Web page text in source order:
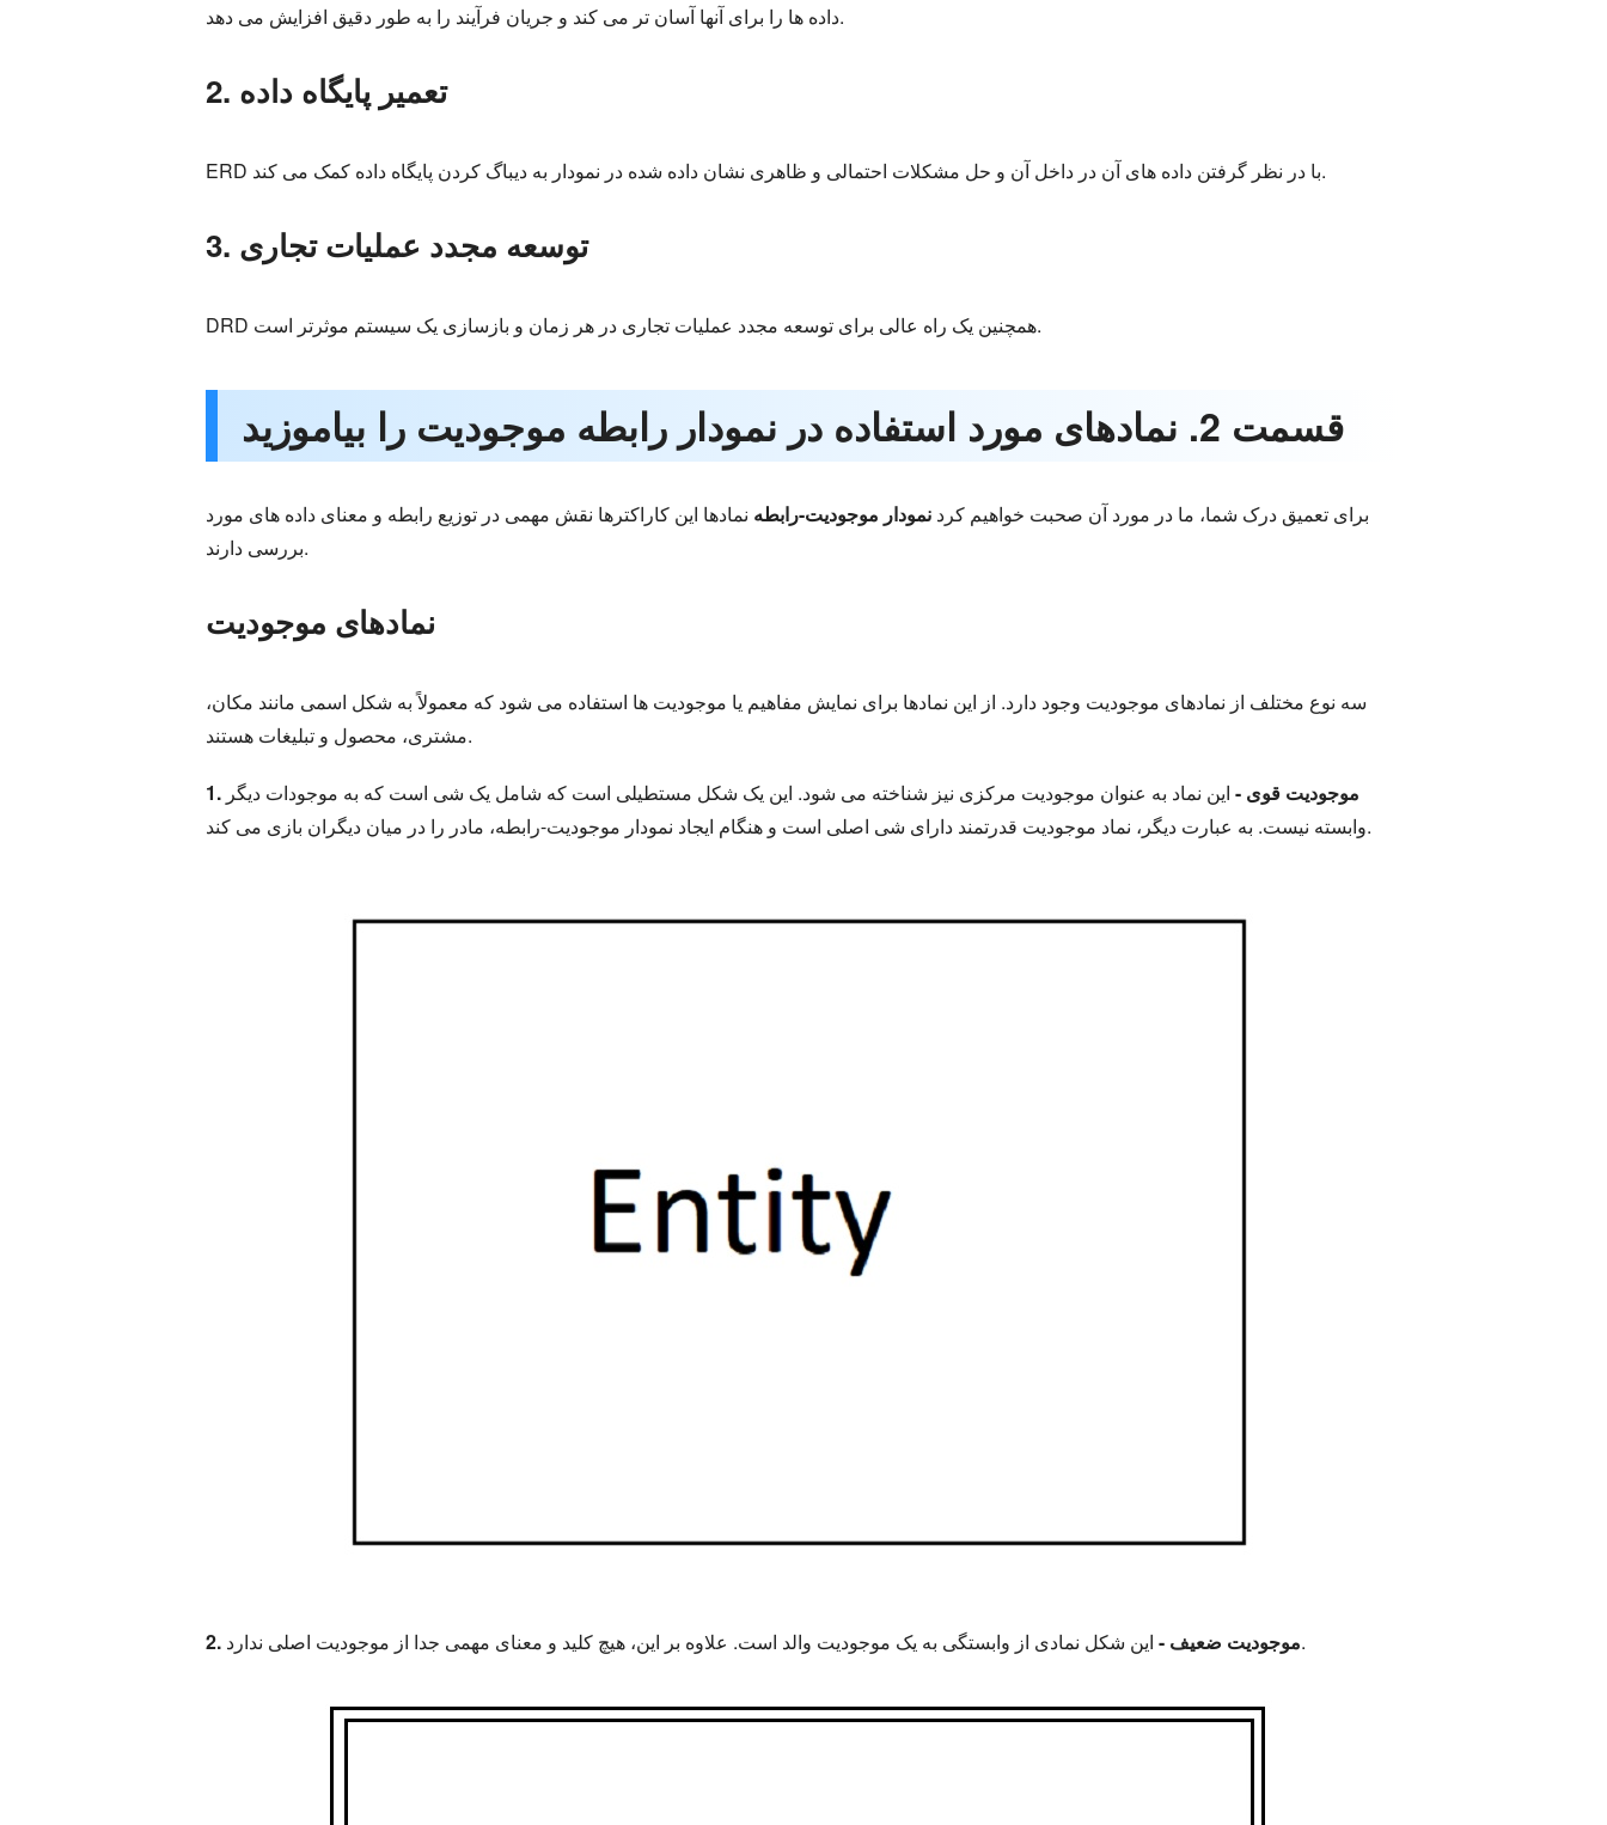
داده ها را برای آنها آسان تر می کند و جریان فرآیند را به طور دقیق افزایش می دهد.
2. تعمیر پایگاه داده
ERD با در نظر گرفتن داده های آن در داخل آن و حل مشکلات احتمالی و ظاهری نشان داده شده در نمودار به دیباگ کردن پایگاه داده کمک می کند.
3. توسعه مجدد عملیات تجاری
DRD همچنین یک راه عالی برای توسعه مجدد عملیات تجاری در هر زمان و بازسازی یک سیستم موثرتر است.
قسمت 2. نمادهای مورد استفاده در نمودار رابطه موجودیت را بیاموزید
برای تعمیق درک شما، ما در مورد آن صحبت خواهیم کرد نمودار موجودیت-رابطه نمادها این کاراکترها نقش مهمی در توزیع رابطه و معنای داده های مورد
بررسی دارند.
نمادهای موجودیت
سه نوع مختلف از نمادهای موجودیت وجود دارد. از این نمادها برای نمایش مفاهیم یا موجودیت ها استفاده می شود که معمولاً به شکل اسمی مانند مکان،
مشتری، محصول و تبلیغات هستند.
1. موجودیت قوی - این نماد به عنوان موجودیت مرکزی نیز شناخته می شود. این یک شکل مستطیلی است که شامل یک شی است که به موجودات دیگر
وابسته نیست. به عبارت دیگر، نماد موجودیت قدرتمند دارای شی اصلی است و هنگام ایجاد نمودار موجودیت-رابطه، مادر را در میان دیگران بازی می کند.
2. موجودیت ضعیف -این شکل نمادی از وابستگی به یک موجودیت والد است. علاوه بر این، هیچ کلید و معنای مهمی جدا از موجودیت اصلی ندارد.